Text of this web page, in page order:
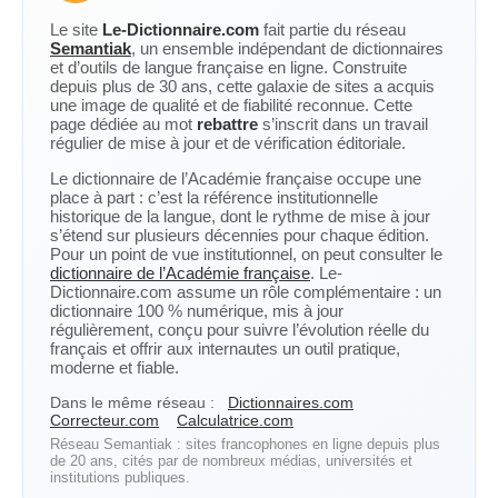
Le site Le-Dictionnaire.com fait partie du réseau
Semantiak, un ensemble indépendant de dictionnaires
et d’outils de langue française en ligne. Construite
depuis plus de 30 ans, cette galaxie de sites a acquis
une image de qualité et de fiabilité reconnue. Cette
page dédiée au mot rebattre s’inscrit dans un travail
régulier de mise à jour et de vérification éditoriale.
Le dictionnaire de l’Académie française occupe une
place à part : c’est la référence institutionnelle
historique de la langue, dont le rythme de mise à jour
s’étend sur plusieurs décennies pour chaque édition.
Pour un point de vue institutionnel, on peut consulter le
dictionnaire de l’Académie française. Le-
Dictionnaire.com assume un rôle complémentaire : un
dictionnaire 100 % numérique, mis à jour
régulièrement, conçu pour suivre l’évolution réelle du
français et offrir aux internautes un outil pratique,
moderne et fiable.
Dans le même réseau :
Dictionnaires.com
Correcteur.com
Calculatrice.com
Réseau Semantiak : sites francophones en ligne depuis plus
de 20 ans, cités par de nombreux médias, universités et
institutions publiques.